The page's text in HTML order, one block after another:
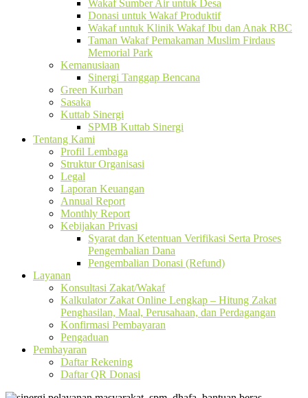
Wakaf Sumber Air untuk Desa
Donasi untuk Wakaf Produktif
Wakaf untuk Klinik Wakaf Ibu dan Anak RBC
Taman Wakaf Pemakaman Muslim Firdaus
Memorial Park
Kemanusiaan
Sinergi Tanggap Bencana
Green Kurban
Sasaka
Kuttab Sinergi
SPMB Kuttab Sinergi
Tentang Kami
Profil Lembaga
Struktur Organisasi
Legal
Laporan Keuangan
Annual Report
Monthly Report
Kebijakan Privasi
Syarat dan Ketentuan Verifikasi Serta Proses
Pengembalian Dana
Pengembalian Donasi (Refund)
Layanan
Konsultasi Zakat/Wakaf
Kalkulator Zakat Online Lengkap – Hitung Zakat
Penghasilan, Maal, Perusahaan, dan Perdagangan
Konfirmasi Pembayaran
Pengaduan
Pembayaran
Daftar Rekening
Daftar QR Donasi